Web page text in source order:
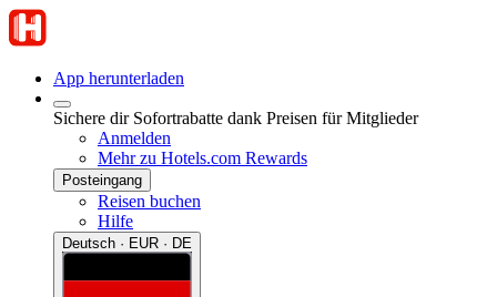
App herunterladen
Sichere dir Sofortrabatte dank Preisen für Mitglieder
Anmelden
Mehr zu Hotels.com Rewards
Posteingang
Reisen buchen
Hilfe
Deutsch · EUR · DE